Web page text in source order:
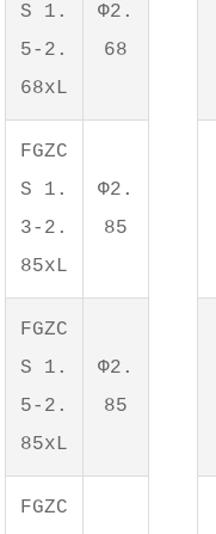
S 1.
5-2.
68xL
Φ2.
68
FGZC
S 1.
3-2.
85xL
Φ2.
85
FGZC
S 1.
5-2.
85xL
Φ2.
85
FGZC